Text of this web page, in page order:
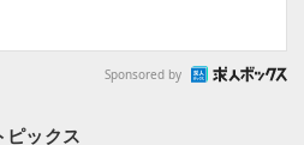
Sponsored by
ピックス